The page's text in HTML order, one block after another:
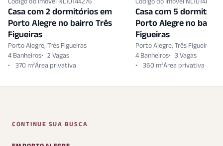
Casa com 2 dormitórios em
Porto Alegre no bairro Três
Figueiras
Porto Alegre, Três Figueiras
4 Banheiros
2 Vagas
370 m²
Casa com 5
Porto Alegre no bairro
Figueiras
Porto Alegre, Três Figueiras
4 Banheiros
3 Vagas
360 m²
CONTINUE SUA BUSCA